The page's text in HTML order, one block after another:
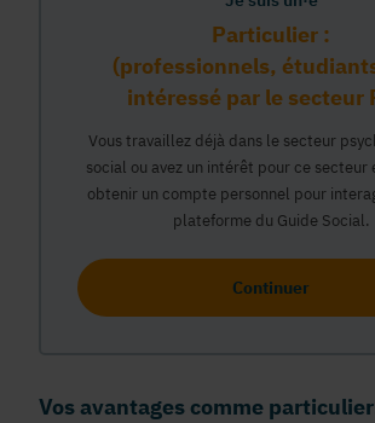
Particulier :
(professionnels,
intéressé par le secteur
Vous travaillez déjà dans le secteur
social ou avez un intérêt pour ce secteur
obtenir un compte personnel pour
plateforme du Guide Social.
Continuer
Vos avantages comme